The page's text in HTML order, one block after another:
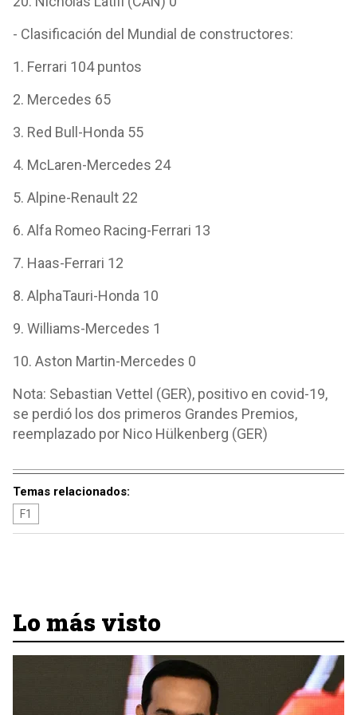
- Clasificación del Mundial de constructores:
1. Ferrari 104 puntos
2. Mercedes 65
3. Red Bull-Honda 55
4. McLaren-Mercedes 24
5. Alpine-Renault 22
6. Alfa Romeo Racing-Ferrari 13
7. Haas-Ferrari 12
8. AlphaTauri-Honda 10
9. Williams-Mercedes 1
10. Aston Martin-Mercedes 0
Nota: Sebastian Vettel (GER), positivo en covid-19,
se perdió los dos primeros Grandes Premios,
reemplazado por Nico Hülkenberg (GER)
Temas relacionados:
F1
Lo más visto